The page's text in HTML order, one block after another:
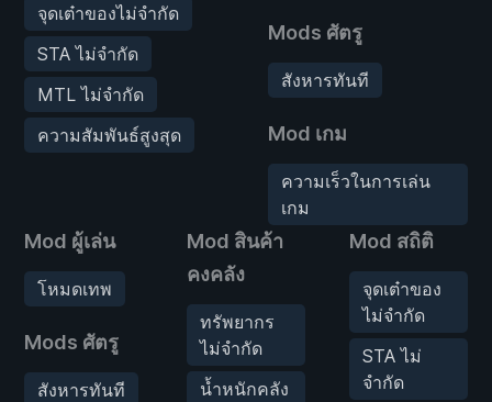
จุดเต๋าของไม่จำกัด
STA ไม่จำกัด
MTL ไม่จำกัด
ความสัมพันธ์สูงสุด
Mods ศัตรู
สังหารทันที
Mod เกม
ความเร็วในการเล่น
เกม
Mod ผู้เล่น
โหมดเทพ
Mods ศัตรู
สังหารทันที
Mod สินค้า
คงคลัง
ทรัพยากร
ไม่จำกัด
น้ำหนักคลัง
Mod สถิติ
จุดเต๋าของ
ไม่จำกัด
STA ไม่
จำกัด